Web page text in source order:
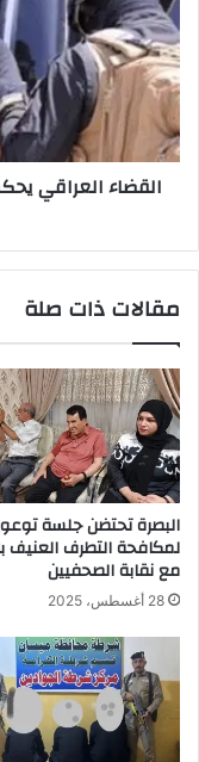
يحكم
بالإعدام
شنقاً
حتى
الموت
بحق
تاجر
مخدرات
القضاء العراقي
مقالات ذات صلة
البصرة تحتضن جلسة
لمكافحة التطرف العنيف
مع نقابة الصحفيين
28 أغسطس، 2025